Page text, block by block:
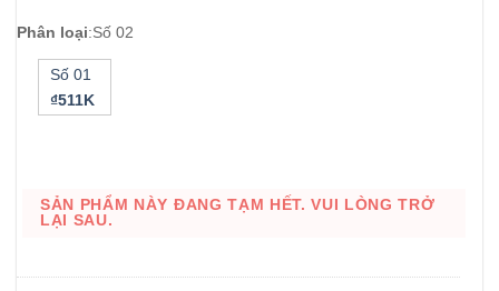
Phân loại:Số 02
Số 01
₫511K
SẢN PHẨM NÀY ĐANG TẠM HẾT. VUI LÒNG TRỞ
LẠI SAU.